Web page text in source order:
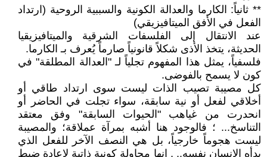
** ثانياً: الكارما والعدالة الكونية والسببية الروحية (ارتداد
الفعل في الأفق الميتافيزيقي)
عند الانتقال إلى الفلسفات الشرقية والميتافيزيقيا
الحديثة، يتخذ الأذى شكلاً قانونياً صارماً يُعرف بـ الكارما.
فلسفياً، يمثل هذا المفهوم تجلياً لـ "العدالة المطلقة" في
كون لا يسمح بالفوضى.
كل مصيبة تصيب الذات ليست سوى ارتداد طاقي أو
أخلاقي لفعل أو نية سابقة، سواء تجلت في الحاضر أو
انحدرت من غياهب "الحيوات السابقة" وفق معتقد
التناسخ... ؛ فالوجود هنا أشبه بمرآة عملاقة؛ والمصيبة
ليست هجوماً خارجياً، بل هي النصف الآخر للفعل الذي
بدأه الإنسان نفسه.. , إنها محاولة كونية ذاتية لإعادة ضبط